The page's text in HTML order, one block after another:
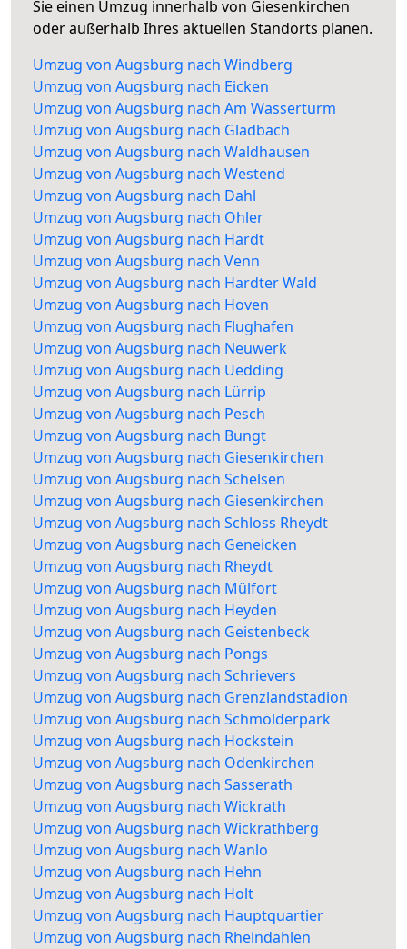
Sie einen Umzug innerhalb von Giesenkirchen
oder außerhalb Ihres aktuellen Standorts planen.
Umzug von Augsburg nach Windberg
Umzug von Augsburg nach Eicken
Umzug von Augsburg nach Am Wasserturm
Umzug von Augsburg nach Gladbach
Umzug von Augsburg nach Waldhausen
Umzug von Augsburg nach Westend
Umzug von Augsburg nach Dahl
Umzug von Augsburg nach Ohler
Umzug von Augsburg nach Hardt
Umzug von Augsburg nach Venn
Umzug von Augsburg nach Hardter Wald
Umzug von Augsburg nach Hoven
Umzug von Augsburg nach Flughafen
Umzug von Augsburg nach Neuwerk
Umzug von Augsburg nach Uedding
Umzug von Augsburg nach Lürrip
Umzug von Augsburg nach Pesch
Umzug von Augsburg nach Bungt
Umzug von Augsburg nach Giesenkirchen
Umzug von Augsburg nach Schelsen
Umzug von Augsburg nach Giesenkirchen
Umzug von Augsburg nach Schloss Rheydt
Umzug von Augsburg nach Geneicken
Umzug von Augsburg nach Rheydt
Umzug von Augsburg nach Mülfort
Umzug von Augsburg nach Heyden
Umzug von Augsburg nach Geistenbeck
Umzug von Augsburg nach Pongs
Umzug von Augsburg nach Schrievers
Umzug von Augsburg nach Grenzlandstadion
Umzug von Augsburg nach Schmölderpark
Umzug von Augsburg nach Hockstein
Umzug von Augsburg nach Odenkirchen
Umzug von Augsburg nach Sasserath
Umzug von Augsburg nach Wickrath
Umzug von Augsburg nach Wickrathberg
Umzug von Augsburg nach Wanlo
Umzug von Augsburg nach Hehn
Umzug von Augsburg nach Holt
Umzug von Augsburg nach Hauptquartier
Umzug von Augsburg nach Rheindahlen